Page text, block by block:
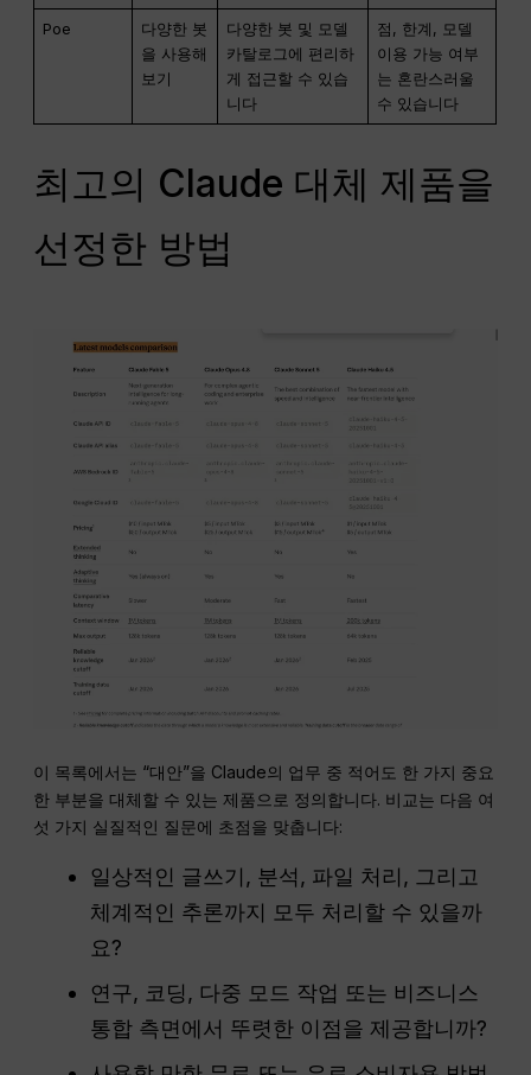
Poe
다양한 봇
을 사용해
보기
다양한 봇 및 모델
카탈로그에 편리하
게 접근할 수 있습
니다
점, 한계, 모델
이용 가능 여부
는 혼란스러울
수 있습니다
최고의 Claude 대체 제품을
선정한 방법
이 목록에서는 “대안”을 Claude의 업무 중 적어도 한 가지 중요
한 부분을 대체할 수 있는 제품으로 정의합니다. 비교는 다음 여
섯 가지 실질적인 질문에 초점을 맞춥니다:
일상적인 글쓰기, 분석, 파일 처리, 그리고
체계적인 추론까지 모두 처리할 수 있을까
요?
연구, 코딩, 다중 모드 작업 또는 비즈니스
통합 측면에서 뚜렷한 이점을 제공합니까?